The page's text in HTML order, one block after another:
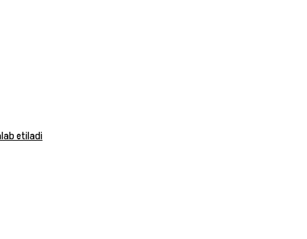
etiladi